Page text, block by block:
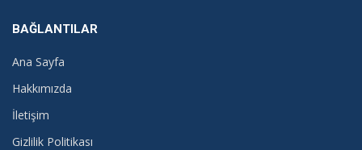
BAĞLANTILAR
Ana Sayfa
Hakkımızda
İletişim
Gizlilik Politikası